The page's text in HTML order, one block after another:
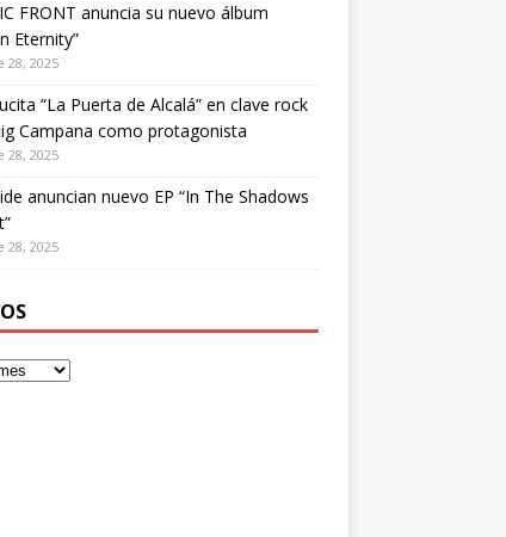
FRONT anuncia su nuevo álbum
Eternity”
28, 2025
“La Puerta de Alcalá” en clave rock
Campana como protagonista
28, 2025
anuncian nuevo EP “In The Shadows
28, 2025